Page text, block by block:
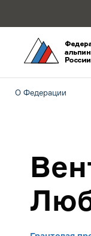
О Федерации